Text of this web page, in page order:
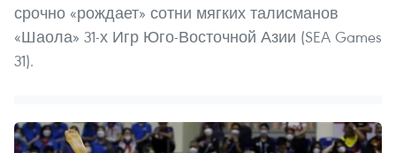
срочно «рождает» сотни мягких талисманов
«Шаола» 31-х Игр Юго-Восточной Азии (SEA Games
31).